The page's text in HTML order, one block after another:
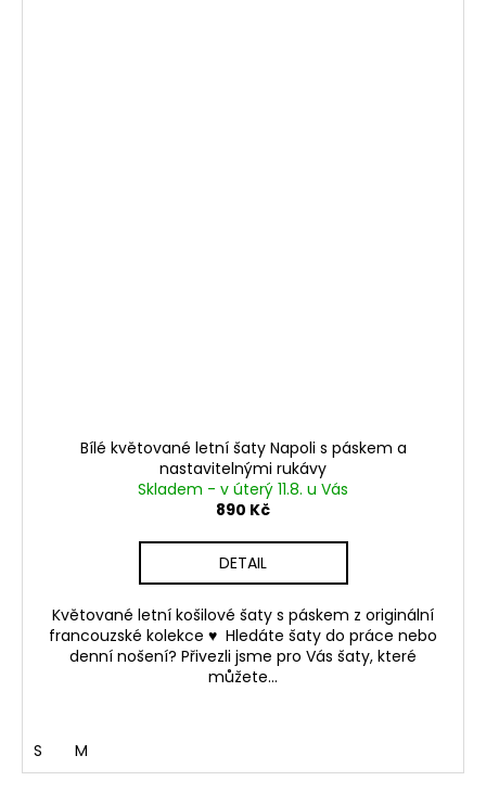
Bílé květované letní šaty Napoli s páskem a
nastavitelnými rukávy
Skladem - v úterý 11.8. u Vás
890 Kč
DETAIL
Květované letní košilové šaty s páskem z originální
francouzské kolekce ♥ Hledáte šaty do práce nebo
denní nošení? Přivezli jsme pro Vás šaty, které
můžete...
S M